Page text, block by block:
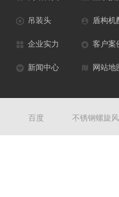
吊装头 盾构机
企业实力 客户案
新闻中心 网站地
百度 不锈钢螺旋